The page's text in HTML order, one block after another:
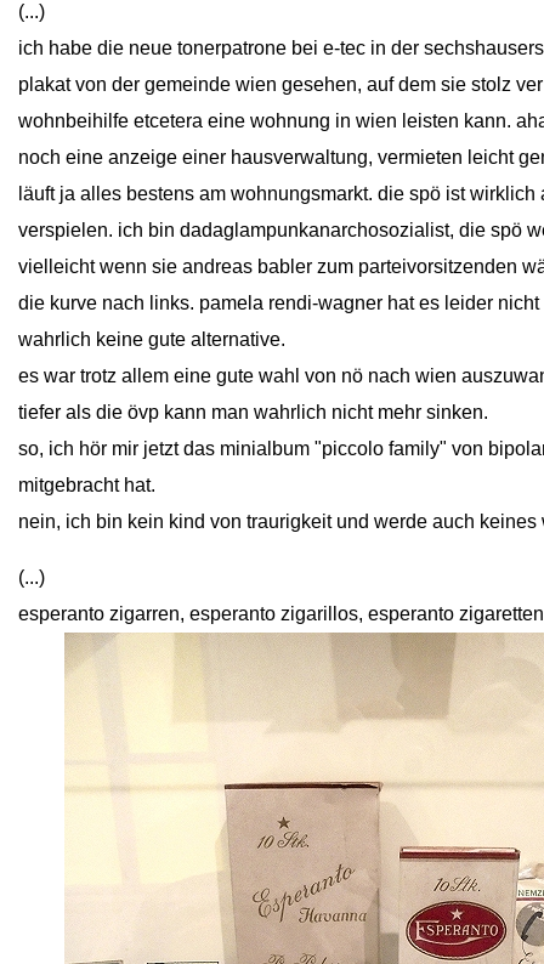
(...)
ich habe die neue tonerpatrone bei e-tec in der
plakat von der gemeinde wien gesehen, auf dem sie stolz
wohnbeihilfe etcetera eine wohnung in wien leisten kann.
noch eine anzeige einer hausverwaltung, vermieten leicht
läuft ja alles bestens am wohnungsmarkt. die spö ist
verspielen. ich bin dadaglampunkanarchosozialist, die spö
vielleicht wenn sie andreas babler zum parteivorsitzenden
die kurve nach links. pamela rendi-wagner hat es leider
wahrlich keine gute alternative.
es war trotz allem eine gute wahl von nö nach wien
tiefer als die övp kann man wahrlich nicht mehr sinken.
so, ich hör mir jetzt das minialbum "piccolo family" von
mitgebracht hat.
nein, ich bin kein kind von traurigkeit und werde auch keines
(...)
esperanto zigarren, esperanto zigarillos, esperanto